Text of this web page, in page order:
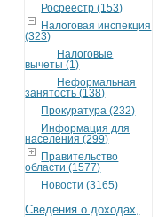
Росреестр (153)
Налоговая инспекция
(323)
Налоговые
вычеты (1)
Неформальная
занятость (138)
Прокуратура (232)
Информация для
населения (299)
Правительство
области (1577)
Новости (3165)
Сведения о доходах,